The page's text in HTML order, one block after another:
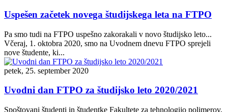
Uspešen začetek novega študijskega leta na FTPO
Pa smo tudi na FTPO uspešno zakorakali v novo študijsko leto...
Včeraj, 1. oktobra 2020, smo na Uvodnem dnevu FTPO sprejeli
nove študente, ki...
petek, 25. september 2020
Uvodni dan FTPO za študijsko leto 2020/2021
Spoštovani študenti in študentke Fakultete za tehnologijo polimerov,